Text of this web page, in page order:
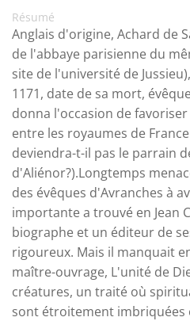
Résumé
Anglais d'origine, Achard de
de l'abbaye parisienne du
site de l'université de
1171, date de sa mort,
donna l'occasion de
entre les royaumes de
deviendra-t-il pas le parrain
d'Aliénor?).Longtemps
des évêques d'Avranches à
importante a trouvé en Jean
biographe et un éditeur de
rigoureux. Mais il manquait
maître-ouvrage, L'unité de
créatures, un traité où
sont étroitement imbriquées